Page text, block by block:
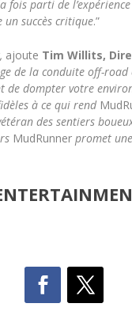
parti de
un succès critique.”
, ajoute Tim Willits,
de la conduite off-road
de dompter votre
à ce qui rend
des sentiers
MudRunnerpromet